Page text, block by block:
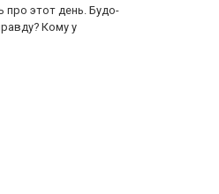
про этот день. Будо­
Кому у